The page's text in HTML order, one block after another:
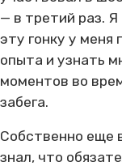
— в третий раз.
эту гонку у меня
опыта и узнать
моментов во
забега.
Собственно еще
знал, что